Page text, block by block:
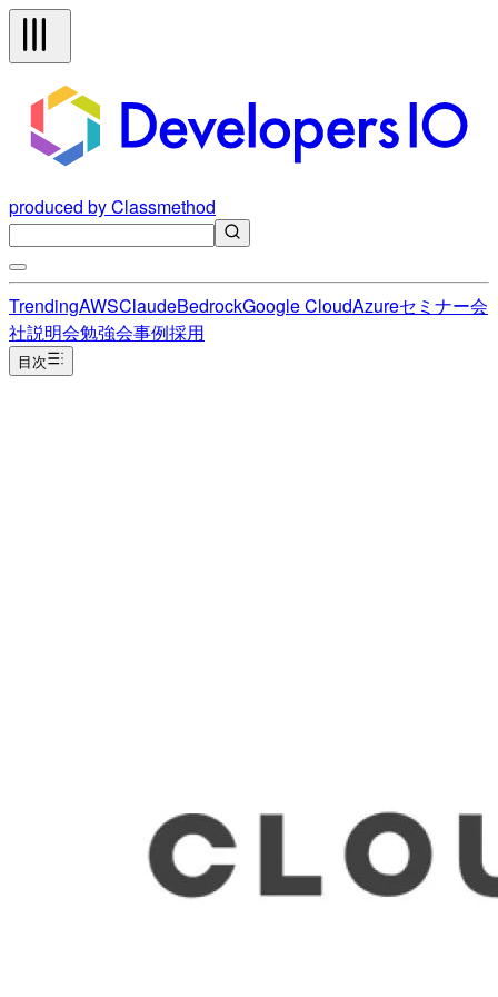
produced by Classmethod
TrendingAWSClaudeBedrockGoogle CloudAzureセミナー会
社説明会勉強会事例採用
目次